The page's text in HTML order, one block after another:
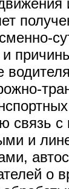
и
связь с
и
о